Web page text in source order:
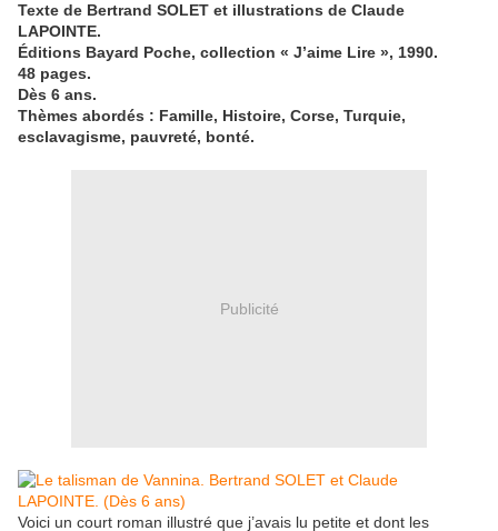
Texte de Bertrand SOLET et illustrations de Claude
LAPOINTE.
Éditions Bayard Poche, collection « J’aime Lire », 1990.
48 pages.
Dès 6 ans.
Thèmes abordés : Famille, Histoire, Corse, Turquie,
esclavagisme, pauvreté, bonté.
Publicité
Voici un court roman illustré que j’avais lu petite et dont les